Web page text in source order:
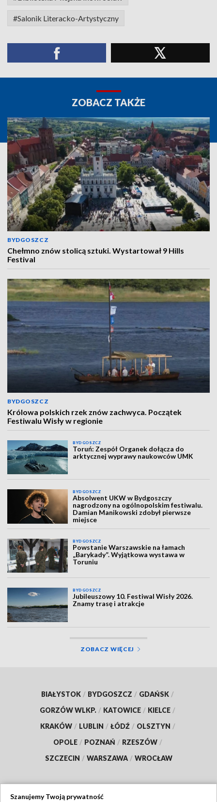
#Salonik Literacko-Artystyczny
ZOBACZ TAKŻE
BYDGOSZCZ
Chełmno znów stolicą sztuki. Wystartował 9 Hills
Festival
BYDGOSZCZ
Królowa polskich rzek znów zachwyca. Początek
Festiwalu Wisły w regionie
BYDGOSZCZ
Toruń: Zespół Organek dołącza do
arktycznej wyprawy naukowców UMK
BYDGOSZCZ
Absolwent UKW w Bydgoszczy
nagrodzony na ogólnopolskim festiwalu.
Damian Manikowski zdobył pierwsze
miejsce
BYDGOSZCZ
Powstanie Warszawskie na łamach
„Barykady”. Wyjątkowa wystawa w
Toruniu
BYDGOSZCZ
Jubileuszowy 10. Festiwal Wisły 2026.
Znamy trasę i atrakcje
ZOBACZ WIĘCEJ
BIAŁYSTOK / BYDGOSZCZ / GDAŃSK /
GORZÓW WLKP. / KATOWICE / KIELCE /
KRAKÓW / LUBLIN / ŁÓDŹ / OLSZTYN /
OPOLE / POZNAŃ / RZESZÓW /
SZCZECIN / WARSZAWA / WROCŁAW
Szanujemy Twoją prywatność